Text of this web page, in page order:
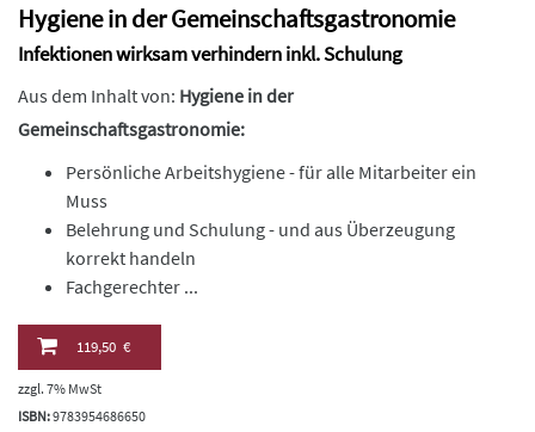
Hygiene in der Gemeinschaftsgastronomie
Infektionen wirksam verhindern inkl. Schulung
Aus dem Inhalt von: Hygiene in der
Gemeinschaftsgastronomie:
Persönliche Arbeitshygiene - für alle Mitarbeiter ein
Muss
Belehrung und Schulung - und aus Überzeugung
korrekt handeln
Fachgerechter ...
119,50 €
zzgl. 7% MwSt
ISBN:9783954686650